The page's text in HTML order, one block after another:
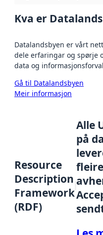
Kva er
Datalandsbyen er vårt
dele erfaringar og spørje
data og
Gå til Datalandsbyen
Meir informasjon
Resource
Description
Framework
(RDF)
Alle
på